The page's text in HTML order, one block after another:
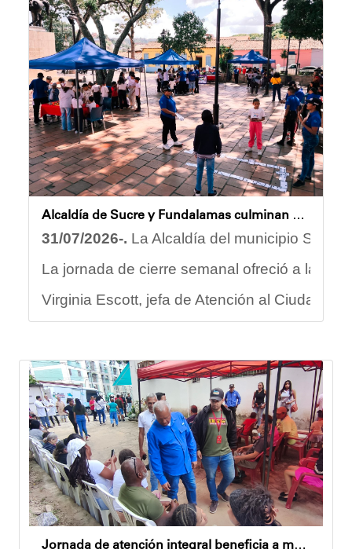
Jailex Gómez
Alcaldía de Sucre y Fundalamas culminan con éxito la primera semana del Plan Vacacional 2026
31/07/2026-. La Alcaldía del municipio
La jornada de cierre semanal ofreció a las
Virginia Escott, jefa de Atención al
Joshua Piña.
Jornada de atención integral beneficia a más de 200 habitantes de la Comuna Paulo VI Socialista